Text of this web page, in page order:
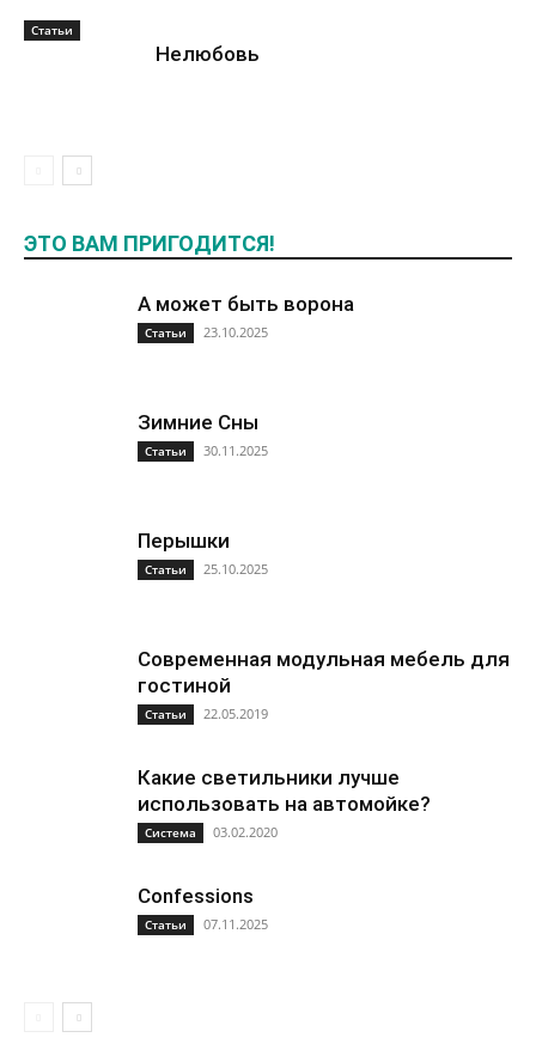
Статьи
Нелюбовь
ЭТО ВАМ ПРИГОДИТСЯ!
А может быть ворона
Статьи 23.10.2025
Зимние Сны
Статьи 30.11.2025
Перышки
Статьи 25.10.2025
Современная модульная мебель для
гостиной
Статьи 22.05.2019
Какие светильники лучше
использовать на автомойке?
Система 03.02.2020
Confessions
Статьи 07.11.2025